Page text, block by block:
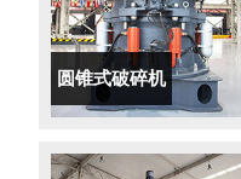
圆锥式破碎机